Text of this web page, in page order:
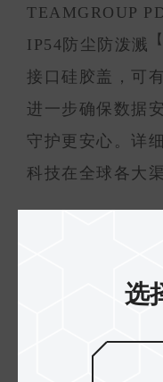
TEAMGROUP
IP54防尘防泼溅
接口硅胶盖，可
进一步确保数据
守护更安心。详
科技在全球各大
选